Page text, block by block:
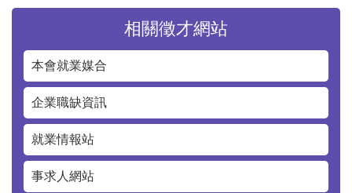
相關徵才網站
本會就業媒合
企業職缺資訊
就業情報站
事求人網站